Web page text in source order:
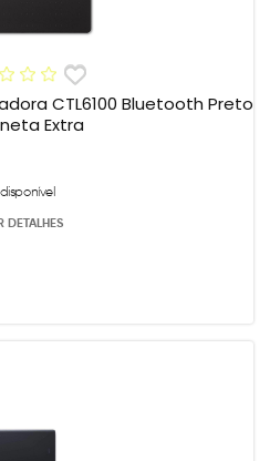
CTL6100 Bluetooth Preto
Extra
DETALHES